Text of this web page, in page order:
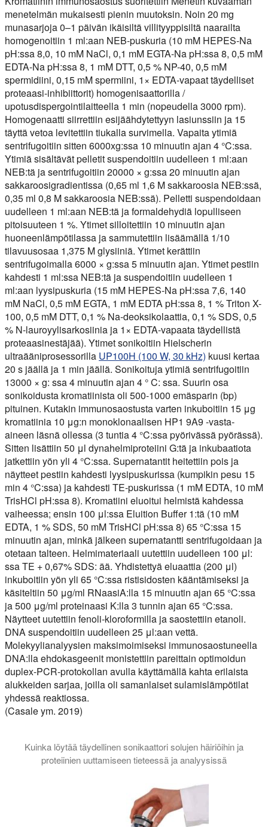
menetelmän mukaisesti pienin muutoksin. Noin 20 mg
munasarjoja 0–1 päivän ikäisiltä villityyppisiltä naarailta
homogenoitiin 1 ml:aan NEB-puskuria (10 mM HEPES-Na
pH:ssa 8,0, 10 mM NaCl, 0,1 mM EGTA-Na pH:ssa 8, 0,5 mM
EDTA-Na pH:ssa 8, 1 mM DTT, 0,5 % NP-40, 0,5 mM
spermidiini, 0,15 mM spermiini, 1× EDTA-vapaat täydelliset
proteaasi-inhibiittorit) homogenisaattorilla /
upotusdispergointilaitteella 1 min (nopeudella 3000 rpm).
Homogenaatti siirrettiin esijäähdytettyyn lasiunssiin ja 15
täyttä vetoa levitettiin tiukalla survimella. Vapaita ytimiä
sentrifugoitiin sitten 6000xg:ssa 10 minuutin ajan 4 °C:ssa.
Ytimiä sisältävät pelletit suspendoitiin uudelleen 1 ml:aan
NEB:tä ja sentrifugoitiin 20000 × g:ssa 20 minuutin ajan
sakkaroosigradientissa (0,65 ml 1,6 M sakkaroosia NEB:ssä,
0,35 ml 0,8 M sakkaroosia NEB:ssä). Pelletti suspendoidaan
uudelleen 1 ml:aan NEB:tä ja formaldehydiä lopulliseen
pitoisuuteen 1 %. Ytimet silloitettiin 10 minuutin ajan
huoneenlämpötilassa ja sammutettiin lisäämällä 1/10
tilavuusosaa 1,375 M glysiiniä. Ytimet kerättiin
sentrifugoimalla 6000 × g:ssa 5 minuutin ajan. Ytimet pestiin
kahdesti 1 ml:ssa NEB:tä ja suspendoitiin uudelleen 1
ml:aan lyysipuskuria (15 mM HEPES-Na pH:ssa 7,6, 140
mM NaCl, 0,5 mM EGTA, 1 mM EDTA pH:ssa 8, 1 % Triton X-
100, 0,5 mM DTT, 0,1 % Na-deoksikolaattia, 0,1 % SDS, 0,5
% N-lauroyylisarkosiinia ja 1× EDTA-vapaata täydellistä
proteaasinestäjää). Ytimet sonikoitiin Hielscherin
ultraääniprosessorilla UP100H (100 W, 30 kHz) kuusi kertaa
20 s jäällä ja 1 min jäällä. Sonikoituja ytimiä sentrifugoitiin
13000 × g: ssa 4 minuutin ajan 4 ° C: ssa. Suurin osa
sonikoidusta kromatiinista oli 500-1000 emäsparin (bp)
pituinen. Kutakin immunosaostusta varten inkuboitiin 15 μg
kromatiinia 10 μg:n monoklonaalisen HP1 9A9 -vasta-
aineen läsnä ollessa (3 tuntia 4 °C:ssa pyörivässä pyörässä).
Sitten lisättiin 50 μl dynahelmiproteiini G:tä ja inkubaatiota
jatkettiin yön yli 4 °C:ssa. Supernatantit heitettiin pois ja
näytteet pestiin kahdesti lyysipuskurissa (kumpikin pesu 15
min 4 °C:ssa) ja kahdesti TE-puskurissa (1 mM EDTA, 10 mM
TrisHCl pH:ssa 8). Kromatiini eluoitui helmistä kahdessa
vaiheessa; ensin 100 μl:ssa Eluition Buffer 1:tä (10 mM
EDTA, 1 % SDS, 50 mM TrisHCl pH:ssa 8) 65 °C:ssa 15
minuutin ajan, minkä jälkeen supernatantti sentrifugoidaan ja
otetaan talteen. Helmimateriaali uutettiin uudelleen 100 μl:
ssa TE + 0,67% SDS: ää. Yhdistettyä eluaattia (200 μl)
inkuboitiin yön yli 65 °C:ssa ristisidosten kääntämiseksi ja
käsiteltiin 50 μg/ml RNaasiA:lla 15 minuutin ajan 65 °C:ssa
ja 500 μg/ml proteinaasi K:lla 3 tunnin ajan 65 °C:ssa.
Näytteet uutettiin fenoli-kloroformilla ja saostettiin etanoli.
DNA suspendoitiin uudelleen 25 μl:aan vettä.
Molekyylianalyysien maksimoimiseksi immunosaostuneella
DNA:lla ehdokasgeenit monistettiin pareittain optimoidun
duplex-PCR-protokollan avulla käyttämällä kahta erilaista
alukkeiden sarjaa, joilla oli samanlaiset sulamislämpötilat
yhdessä reaktiossa.
(Casale ym. 2019)
Kuinka löytää täydellinen sonikaattori solujen häiriöihin ja
proteiinien uuttamiseen tieteessä ja analyysissä